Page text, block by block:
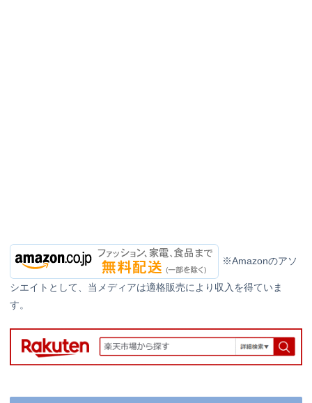
※Amazonのアソ
シエイトとして、当メディアは適格販売により収入を得ていま
す。